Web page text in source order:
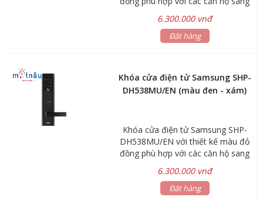
trọng. Công nghệ quét vân tay cảm
ứng điện dung và mã số ngẫu
nhiên, cùng hệ thống cảnh báo đột
6.300.000 vnđ
Đặt hàng
Khóa cửa điện tử Samsung SHP-
DH538MU/EN (màu đen - xám)
Khóa cửa điện tử Samsung SHP-
DH538MU/EN với thiết kế màu đỏ
đồng phù hợp với các căn hộ sang
trọng. Công nghệ quét vân tay cảm
ứng điện dung và mã số ngẫu
nhiên, cùng hệ thống cảnh báo đột
6.300.000 vnđ
Đặt hàng